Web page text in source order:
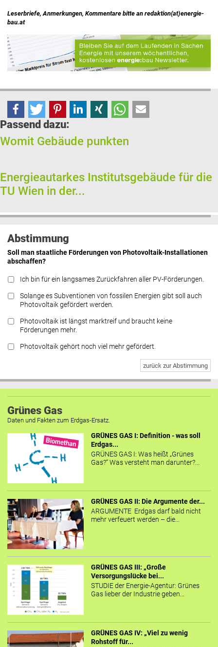
Leserbriefe, Anmerkungen, Kommentare bitte an redaktion(at)energie-
bau.at
Passend dazu:
Womit Gebäude punkten
Energieautarkes Institutsgebäude für die
TU Wien in der...
Abstimmung
Soll man staatliche Förderungen von Photovoltaik-Installationen
abschaffen?
Ich bin für ein langsames Zurückfahren aller PV-Förderungen.
Solange es Subventionen von fossilen Energien gibt soll auch
Photovoltaik gefördert werden.
Photovoltaik ist längst marktreif und braucht keine
Förderungen mehr.
Photovoltaik gehört noch viel mehr gefördert.
zurück zur Abstimmung
Grünes Gas
Daten und Fakten zum Erdgas-Ersatz.
GRÜNES GAS I: Definition - was soll
Erdgas...
GRÜNES GAS I: Was heißt „Grünes
Gas?“ Was versteht man darunter?...
GRÜNES GAS II: Die Argumente der...
ARGUMENTE Erdgas darf bald nicht
mehr verfeuert werden – die...
GRÜNES GAS III: „Große
Versorgungslücke bei...
STUDIE der Energie-Agentur: Grünes
Gas lieber der Industrie geben...
GRÜNES GAS IV: „Viel zu wenig
Rohstoff für...